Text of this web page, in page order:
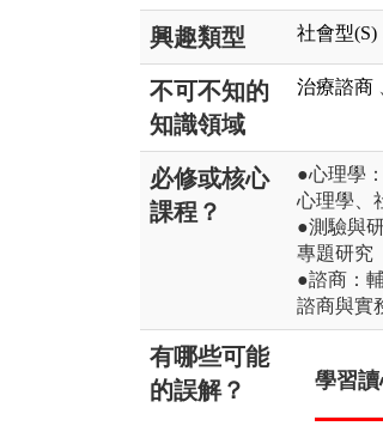
興趣類型 社會型(S)
不可不知的
知識領域
治療諮商
必修或核心
課程？
●心理學
心理學、
●測驗與
專題研究
●諮商：
諮商與實
有哪些可能
的誤解？
學習